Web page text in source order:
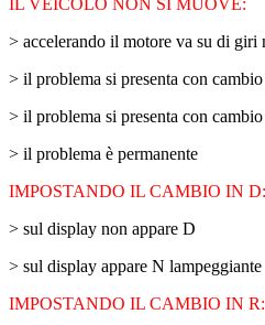
IL VEICOLO NON SI MUOVE:
> accelerando il motore va su di
> il problema si presenta con
> il problema si presenta con
> il problema è permanente
IMPOSTANDO IL CAMBIO IN D:
> sul display non appare D
> sul display appare N lampeggiante
IMPOSTANDO IL CAMBIO IN R: